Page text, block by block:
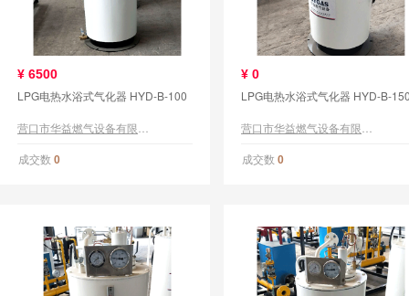
¥ 6500
LPG电热水浴式气化器 HYD-B-100
成交数 0
¥ 0
LPG电热水浴式气化器 HYD-B-
成交数 0